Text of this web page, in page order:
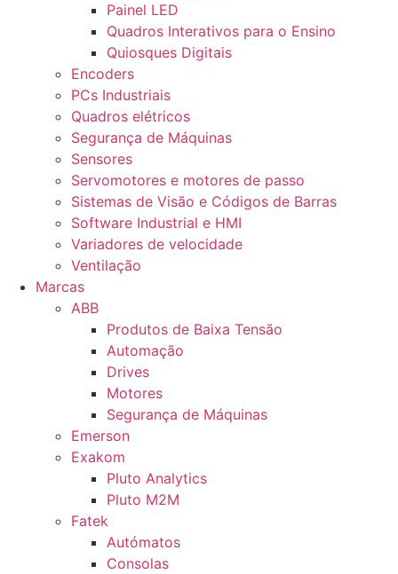
Painel LED
Quadros Interativos para o Ensino
Quiosques Digitais
Encoders
PCs Industriais
Quadros elétricos
Segurança de Máquinas
Sensores
Servomotores e motores de passo
Sistemas de Visão e Códigos de Barras
Software Industrial e HMI
Variadores de velocidade
Ventilação
Marcas
ABB
Produtos de Baixa Tensão
Automação
Drives
Motores
Segurança de Máquinas
Emerson
Exakom
Pluto Analytics
Pluto M2M
Fatek
Autómatos
Consolas